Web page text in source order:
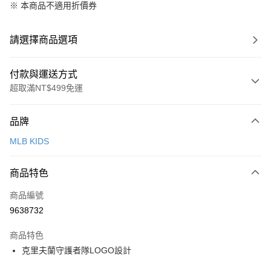
※ 本商品不適用折價券
請選擇商品選項
付款與運送方式
超取滿NT$499免運
信用卡一次付款
LINE Pay
Apple Pay
悠遊付
品牌
MLB KIDS
商品特色
商品編號
9638732
商品特色
克里夫蘭守護者隊LOGO設計